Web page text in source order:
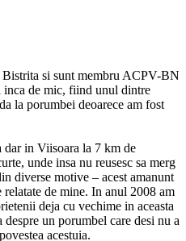
si sunt membru ACPV-BN
de mic, fiind unul dintre
la porumbei deoarece am fost
dar in Viisoara la 7 km de
unde insa nu reusesc sa merg
diverse motive – acest amanunt
relatate de mine. In anul 2008 am
deja cu vechime in aceasta
despre un porumbel care desi nu a
acestuia.